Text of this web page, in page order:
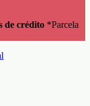
de crédito *Parcela